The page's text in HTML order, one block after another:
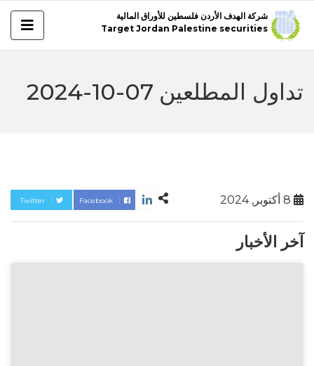
شركة الهدف الأردن فلسطين للأوراق المالية
Target Jordan Palestine securities
تداول المطلعين 07-10-2024
Twitter Facebook
آخر الأخبار